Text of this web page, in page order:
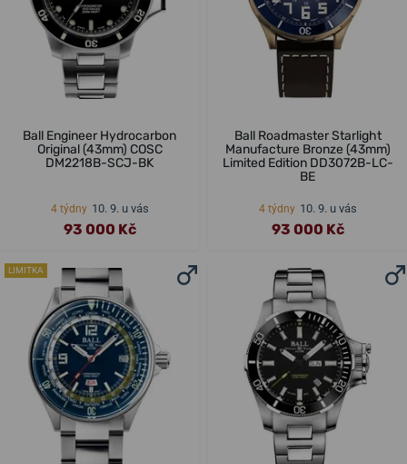
Ball Engineer Hydrocarbon
Original (43mm) COSC
DM2218B-SCJ-BK
4 týdny 10. 9. u vás
93 000 Kč
Ball Roadmaster Starlight
Manufacture Bronze (43mm)
Limited Edition DD3072B-LC-
BE
4 týdny 10. 9. u vás
93 000 Kč
LIMITKA